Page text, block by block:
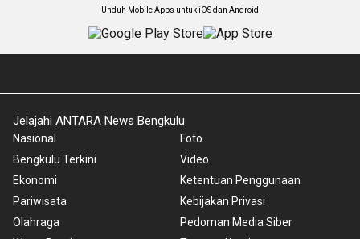
Unduh Mobile Apps untuk iOS dan Android
Jelajahi ANTARA News Bengkulu
Nasional
Bengkulu Terkini
Ekonomi
Pariwisata
Olahraga
Foto
Video
Ketentuan Penggunaan
Kebijakan Privasi
Pedoman Media Siber